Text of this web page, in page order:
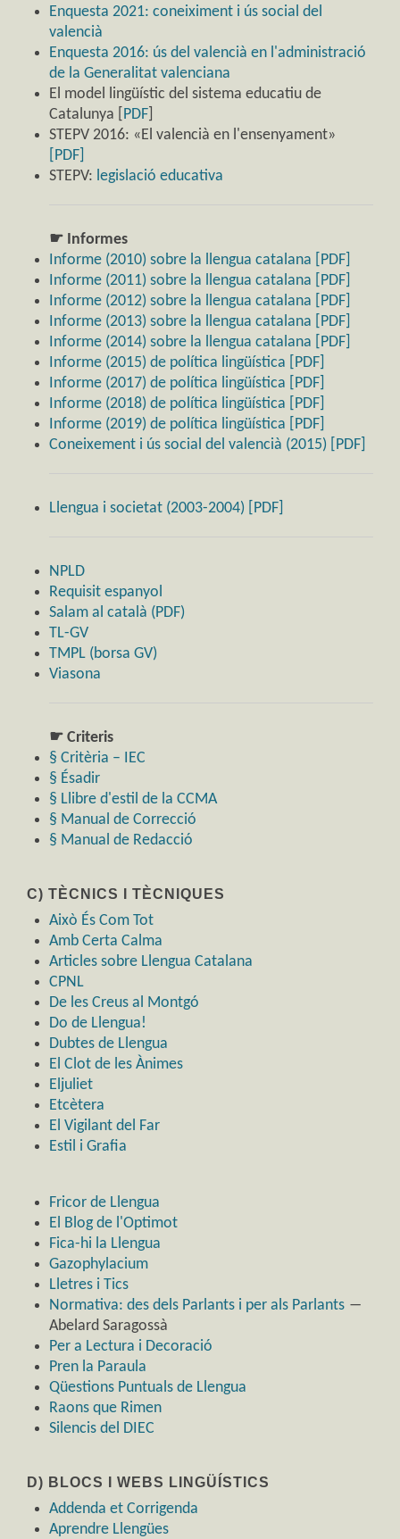
Enquesta 2021: coneiximent i ús social del
valencià
Enquesta 2016: ús del valencià en l'administració
de la Generalitat valenciana
El model lingüístic del sistema educatiu de
Catalunya [
PDF
STEPV 2016: «El valencià en l'ensenyament»
[PDF]
STEPV: legislació educativa
☛ Informes
Informe (2010) sobre la llengua catalana [PDF]
Informe (2011) sobre la llengua catalana [PDF]
Informe (2012) sobre la llengua catalana [PDF]
Informe (2013) sobre la llengua catalana [PDF]
Informe (2014) sobre la llengua catalana [PDF]
Informe (2015) de política lingüística [PDF]
Informe (2017) de política lingüística [PDF]
Informe (2018) de política lingüística [PDF]
Informe (2019) de política lingüística [PDF]
Coneixement i ús social del valencià (2015) [PDF]
Llengua i societat (2003-2004) [PDF]
NPLD
Requisit espanyol
Salam al català (PDF)
TL-GV
TMPL (borsa GV)
Viasona
☛ Criteris
§ Critèria – IEC
§ Ésadir
§ Llibre d'estil de la CCMA
§ Manual de Correcció
§ Manual de Redacció
C) TÈCNICS I TÈCNIQUES
Això És Com Tot
Amb Certa Calma
Articles sobre Llengua Catalana
CPNL
De les Creus al Montgó
Do de Llengua!
Dubtes de Llengua
El Clot de les Ànimes
Eljuliet
Etcètera
El Vigilant del Far
Estil i Grafia
Fricor de Llengua
El Blog de l'Optimot
Fica-hi la Llengua
Gazophylacium
Lletres i Tics
Normativa: des dels Parlants i per als Parlants ―
Abelard Saragossà
Per a Lectura i Decoració
Pren la Paraula
Qüestions Puntuals de Llengua
Raons que Rimen
Silencis del DIEC
D) BLOCS I WEBS LINGÜÍSTICS
Addenda et Corrigenda
Aprendre Llengües